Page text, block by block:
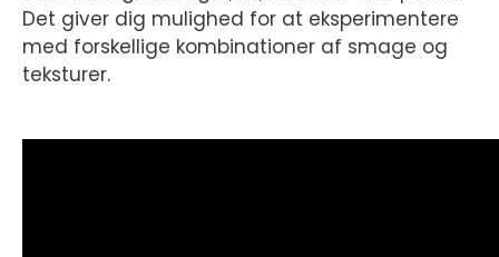
Det giver dig mulighed for at eksperimentere
med forskellige kombinationer af smage og
teksturer.